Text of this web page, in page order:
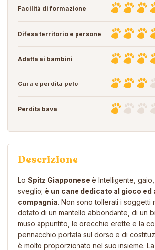
Facilità di formazione
Difesa territorio e persone
Adatta ai bambini
Cura e perdita pelo
Perdita bava
Descrizione
Lo Spitz Giapponese è Intelligente, gaio,
sveglio; è un cane dedicato al gioco ed
compagnia. Non sono tollerati i soggetti
dotato di un mantello abbondante, di un
muso appuntito, le orecchie erette e la
pennacchio portata sul dorso e di
è molto proporzionato nel suo insieme. La